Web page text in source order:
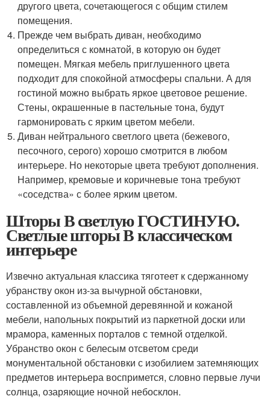
другого цвета, сочетающегося с общим стилем
помещения.
Прежде чем выбрать диван, необходимо
определиться с комнатой, в которую он будет
помещен. Мягкая мебель приглушенного цвета
подходит для спокойной атмосферы спальни. А для
гостиной можно выбрать яркое цветовое решение.
Стены, окрашенные в пастельные тона, будут
гармонировать с ярким цветом мебели.
Диван нейтрального светлого цвета (бежевого,
песочного, серого) хорошо смотрится в любом
интерьере. Но некоторые цвета требуют дополнения.
Например, кремовые и коричневые тона требуют
«соседства» с более ярким цветом.
Шторы В светлую ГОСТИНУЮ.
Светлые шторы В классическом
интерьере
Извечно актуальная классика тяготеет к сдержанному
убранству окон из-за вычурной обстановки,
составленной из объемной деревянной и кожаной
мебели, напольных покрытий из паркетной доски или
мрамора, каменных порталов с темной отделкой.
Убранство окон с белесым отсветом среди
монументальной обстановки с изобилием затемняющих
предметов интерьера воспримется, словно первые лучи
солнца, озаряющие ночной небосклон.